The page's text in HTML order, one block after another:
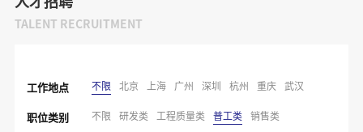
TALENT RECRUITMENT
工作地点 不限 北京 上海 广州 深圳 杭州 重庆 武汉
职位类别 不限 研发类 工程质量类 普工类 销售类